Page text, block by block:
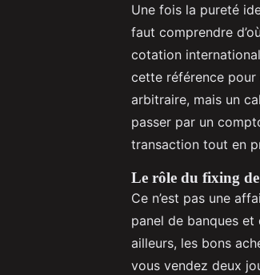
Une fois la pureté
faut comprendre
cotation
cette référence
arbitraire, mais un
passer par un
transaction tout en
Le rôle du fixing
Ce n’est pas une
panel de banques
ailleurs, les bons
vous vendez deux